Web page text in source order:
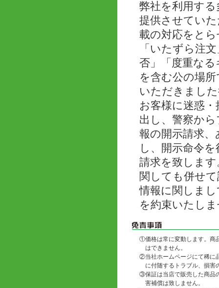
弊社を利用す
提供させてい
載の対応をと
「いたずら注
否」「度重な
を含む公の場
いただきまし
お客様に迷惑
出し、警察か
報の開示請求
し、開示命令
請求を致しま
関しても併せ
情報に関しま
を約束いたし
①価格は常に変動します。商
はできません。
②当社ホームページにて稀に
に付随するトラブル、損害
③保証は当店で販売した商品
害補償は致しません。